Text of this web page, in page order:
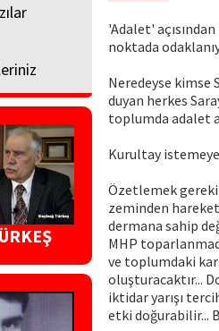
'Adalet'
noktada
Neredeyse kimse
duyan herkes
toplumda adalet
Kurultay
Özetlemek
zeminden
dermana sahip
MHP
ve toplumdaki
oluşturacaktır...
iktidar yarışı
etki doğurabilir...